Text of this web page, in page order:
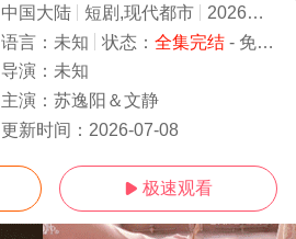
中国大陆 短剧,现代都市 2026
8.0
语言： 未知 状态： 全集完结- 免费在线观看
导演： 未知
主演： 苏逸阳＆文静
更新时间： 2026-07-08
 极速观看